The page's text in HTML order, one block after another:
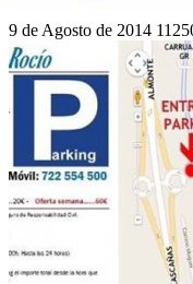
9 de Agosto de 2014